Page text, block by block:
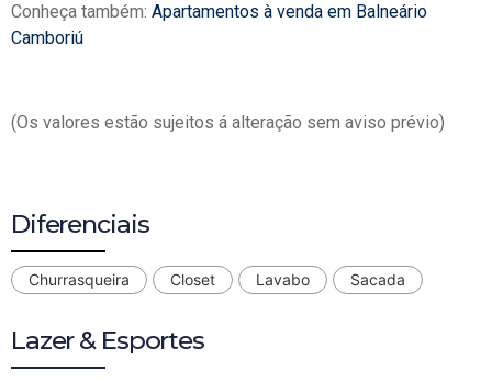
Conheça também: Apartamentos à venda em Balneário
Camboriú
(Os valores estão sujeitos á alteração sem aviso prévio)
Diferenciais
Churrasqueira Closet Lavabo Sacada
Lazer & Esportes